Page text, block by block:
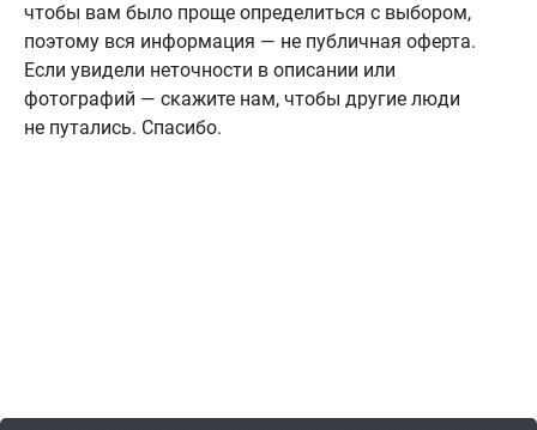
чтобы вам было проще определиться с выбором,
поэтому вся информация — не публичная оферта.
Если увидели неточности в описании или
фотографий — скажите нам, чтобы другие люди
не путались. Спасибо.